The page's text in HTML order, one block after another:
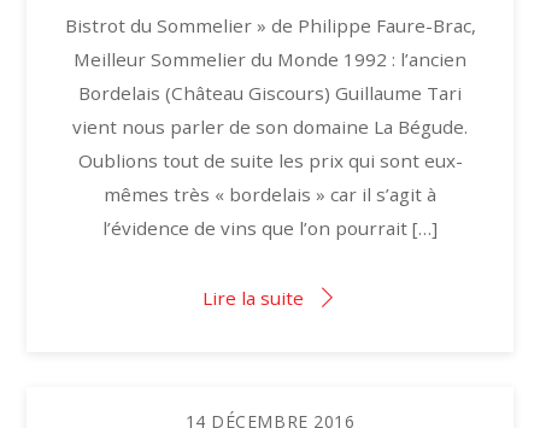
Bistrot du Sommelier » de Philippe Faure-Brac,
Meilleur Sommelier du Monde 1992 : l’ancien
Bordelais (Château Giscours) Guillaume Tari
vient nous parler de son domaine La Bégude.
Oublions tout de suite les prix qui sont eux-
mêmes très « bordelais » car il s’agit à
l’évidence de vins que l’on pourrait […]
Lire la suite
14 DÉCEMBRE 2016